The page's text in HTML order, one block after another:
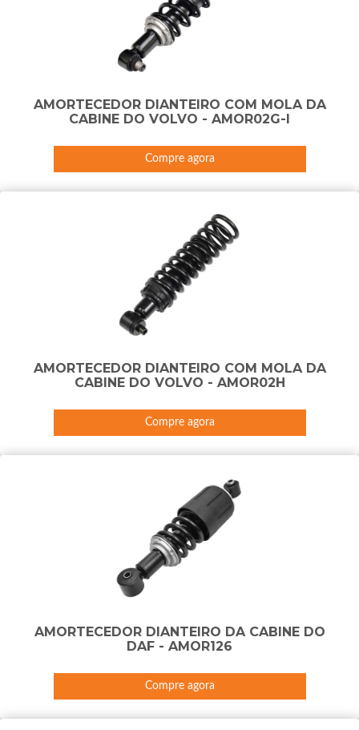
AMORTECEDOR DIANTEIRO COM MOLA DA
CABINE DO VOLVO - AMOR02G-I
Compre agora
AMORTECEDOR DIANTEIRO COM MOLA DA
CABINE DO VOLVO - AMOR02H
Compre agora
AMORTECEDOR DIANTEIRO DA CABINE DO
DAF - AMOR126
Compre agora